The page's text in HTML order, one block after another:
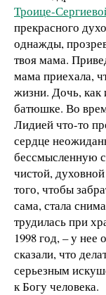
Троице-
прекрасного
однажды,
твоя мама.
мама приехала,
жизни. Дочь, как
батюшке. Во
Лидией что-то
сердце
бессмысленную
чистой,
того, чтобы
сама, стала
трудилась при
1998 год, – у нее
сказали, что
серьезным
к Богу человека.